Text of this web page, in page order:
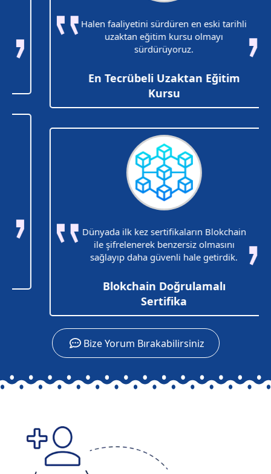
Halen faaliyetini sürdüren en eski tarihli
uzaktan eğitim kursu olmayı
sürdürüyoruz.
En Tecrübeli Uzaktan Eğitim
Kursu
Dünyada ilk kez sertifikaların Blokchain
ile şifrelenerek benzersiz olmasını
sağlayıp daha güvenli hale getirdik.
Blokchain Doğrulamalı
Sertifika
Bize Yorum Bırakabilirsiniz